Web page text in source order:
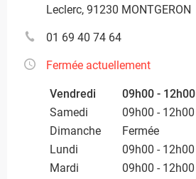
Leclerc, 91230 MONTGERON
01 69 40 74 64
Fermée actuellement
Vendredi
09h00 -
Samedi
09h00 -
Dimanche
Fermée
Lundi
09h00 -
Mardi
09h00 -